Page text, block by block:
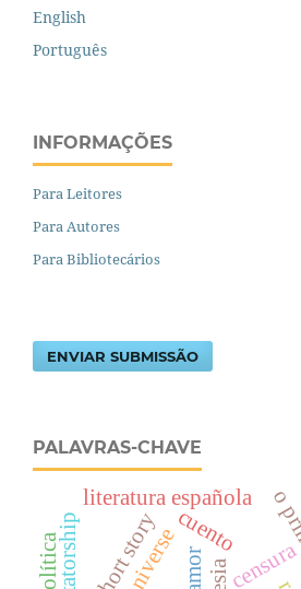
English
Português
INFORMAÇÕES
Para Leitores
Para Autores
Para Bibliotecários
ENVIAR SUBMISSÃO
PALAVRAS-CHAVE
o
amor
cuento
literatura española
short story
dictatorship censura
política